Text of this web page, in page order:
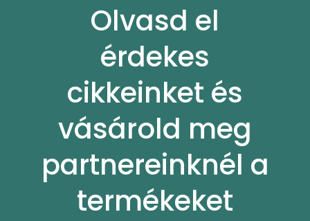
Olvasd el
érdekes
cikkeinket és
vásárold meg
partnereinknél a
termékeket